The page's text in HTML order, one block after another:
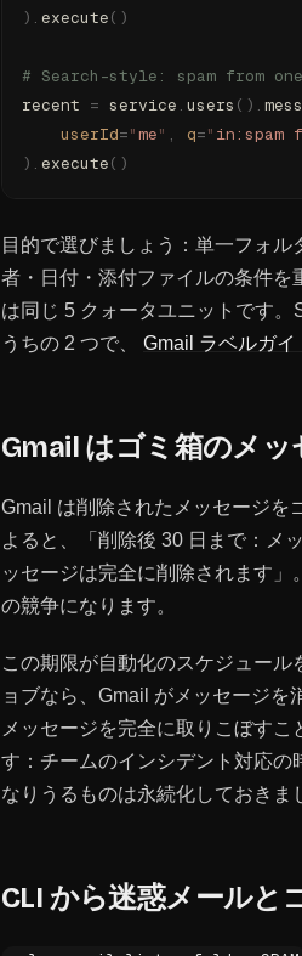
). execute()
# Search-style: spam from
recent = service . users ().
    userId
="me" , q=" in:spam
). execute()
目的で選びましょう：単一フォル
者・日付・添付ファイルの条件を
は同じ 5 クォータユニットです
うちの 2 つで、
Gmail ラベルガイ
Gmail はゴミ箱のメッ
Gmail は削除されたメッセージを
よると、「削除後 30 日まで：メ
ッセージは完全に削除されます
の競争になります。
この期限が自動化のスケジュー
ョブなら、Gmail がメッセージ
メッセージを完全に取りこぼす
す：チームのインシデント対応の
なりうるものは永続化しておきま
CLI から迷惑メールと